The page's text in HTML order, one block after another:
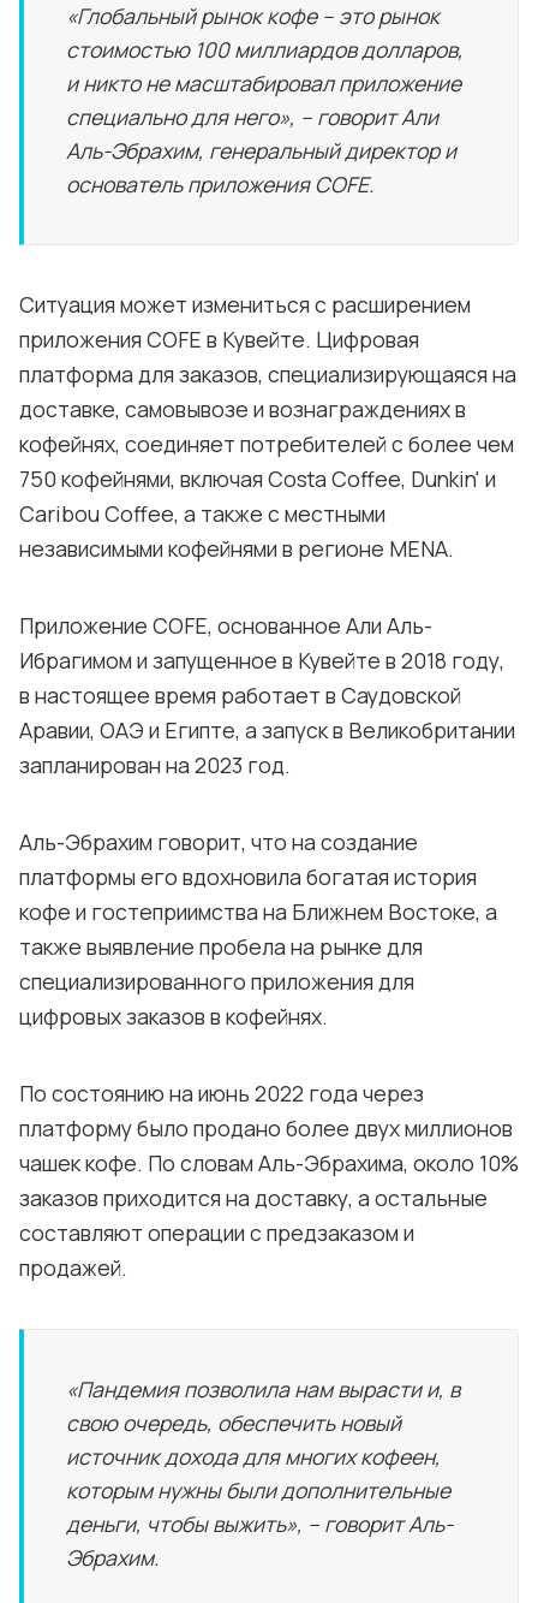
«Глобальный рынок кофе – это рынок
стоимостью 100 миллиардов долларов,
и никто не масштабировал приложение
специально для него», – говорит Али
Аль-Эбрахим, генеральный директор и
основатель приложения COFE.
Ситуация может измениться с расширением
приложения COFE в Кувейте. Цифровая
платформа для заказов, специализирующаяся на
доставке, самовывозе и вознаграждениях в
кофейнях, соединяет потребителей с более чем
750 кофейнями, включая Costa Coffee, Dunkin' и
Caribou Coffee, а также с местными
независимыми кофейнями в регионе MENA.
Приложение COFE, основанное Али Аль-
Ибрагимом и запущенное в Кувейте в 2018 году,
в настоящее время работает в Саудовской
Аравии, ОАЭ и Египте, а запуск в Великобритании
запланирован на 2023 год.
Аль-Эбрахим говорит, что на создание
платформы его вдохновила богатая история
кофе и гостеприимства на Ближнем Востоке, а
также выявление пробела на рынке для
специализированного приложения для
цифровых заказов в кофейнях.
По состоянию на июнь 2022 года через
платформу было продано более двух миллионов
чашек кофе. По словам Аль-Эбрахима, около 10%
заказов приходится на доставку, а остальные
составляют операции с предзаказом и
продажей.
«Пандемия позволила нам вырасти и, в
свою очередь, обеспечить новый
источник дохода для многих кофеен,
которым нужны были дополнительные
деньги, чтобы выжить», – говорит Аль-
Эбрахим.